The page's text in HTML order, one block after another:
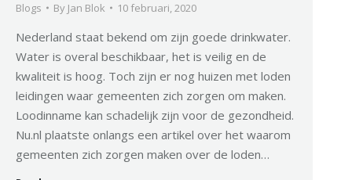
Blogs By Jan Blok 10 februari, 2020
Nederland staat bekend om zijn goede drinkwater.
Water is overal beschikbaar, het is veilig en de
kwaliteit is hoog. Toch zijn er nog huizen met loden
leidingen waar gemeenten zich zorgen om maken.
Loodinname kan schadelijk zijn voor de gezondheid.
Nu.nl plaatste onlangs een artikel over het waarom
gemeenten zich zorgen maken over de loden…